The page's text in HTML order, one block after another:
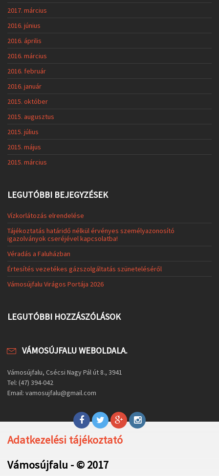
2017. március
2016. június
2016. április
2016. március
2016. február
2016. január
2015. október
2015. augusztus
2015. július
2015. május
2015. március
LEGUTÓBBI BEJEGYZÉSEK
Vízkorlátozás elrendelése
Tájékoztatás határidő nélkül érvényes személyazonosító
igazolványok cseréjével kapcsolatba!
Véradás a Faluházban
Értesítés vezetékes gázszolgáltatás szüneteléséről
Vámosújfalu Virágos Portája 2026
LEGUTÓBBI HOZZÁSZÓLÁSOK
VÁMOSÚJFALU WEBOLDALA.
Vámosújfalu, Csécsi Nagy Pál út 8., 3941
Tel: (47) 394-042
Email: vamosujfalu@gmail.com
Adatkezelési tájékoztató
Vámosújfalu - © 2017